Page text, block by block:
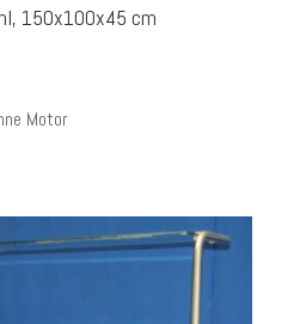
150x100x45 cm
Motor